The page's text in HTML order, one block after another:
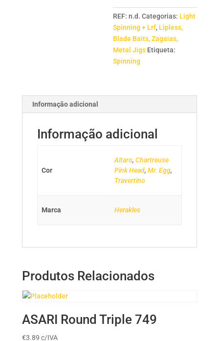
/
3.8
grs
REF:n.d. Categorias: Light
Spinning + Lrf, Lipless,
Blade Baits, Zagaias,
Metal Jigs Etiqueta:
Spinning
Informação adicional
Informação adicional
Cor
Aitaro, Chartreuse
Pink Head, Mr. Egg,
Travertino
Marca Herakles
Produtos Relacionados
ASARI Round Triple 749
€3.89 c/IVA